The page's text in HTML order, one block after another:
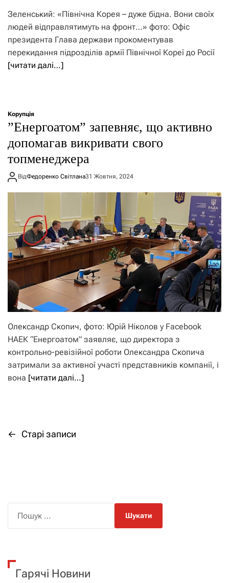
Зеленський: «Північна Корея – дуже бідна. Вони своїх
людей відправлятимуть на фронт…» фото: Офіс
президента Глава держави прокоментував
перекидання підрозділів армії Північної Кореї до Росії
[читати далі…]
Корупція
”Енергоатом” запевняє, що активно
допомагав викривати свого
топменеджера
ВідФедоренко Світлана31 Жовтня, 2024
Олександр Скопич, фото: Юрій Ніколов у Facebook
НАЕК “Енергоатом” заявляє, що директора з
контрольно-ревізійної роботи Олександра Скопича
затримали за активної участі представників компанії, і
вона [читати далі…]
Н
і
г
ц
← Старі записи
к
Гарячі Новини